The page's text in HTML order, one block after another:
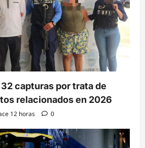
capturas por trata de
relacionados en 2026
12 horas 0